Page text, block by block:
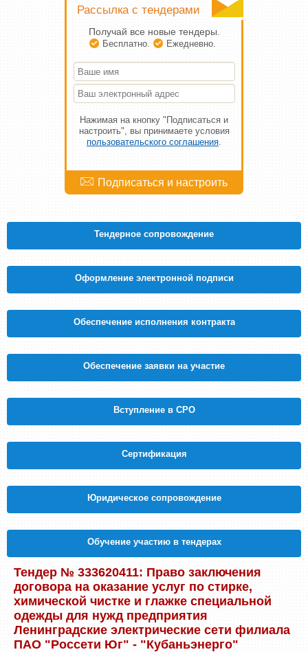
Рассылка с тендерами
Получай все новые тендеры.
Бесплатно. Ежедневно.
Нажимая на кнопку "Подписаться и
настроить", вы принимаете условия
пользовательского соглашения.
Тендерное сопровождение
Оформление электронной подписи
Обеспечение исполнения контракта
Обеспечение заявки на участие
Вступление в СРО
Cертификация
Юридическое сопровождение
Обучение участию в тендерах
Тендер № 333620411: Право заключения
договора на оказание услуг по стирке,
химической чистке и глажке специальной
одежды для нужд предприятия
Ленинградские электрические сети филиала
ПАО "Россети Юг" - "Кубаньэнерго"